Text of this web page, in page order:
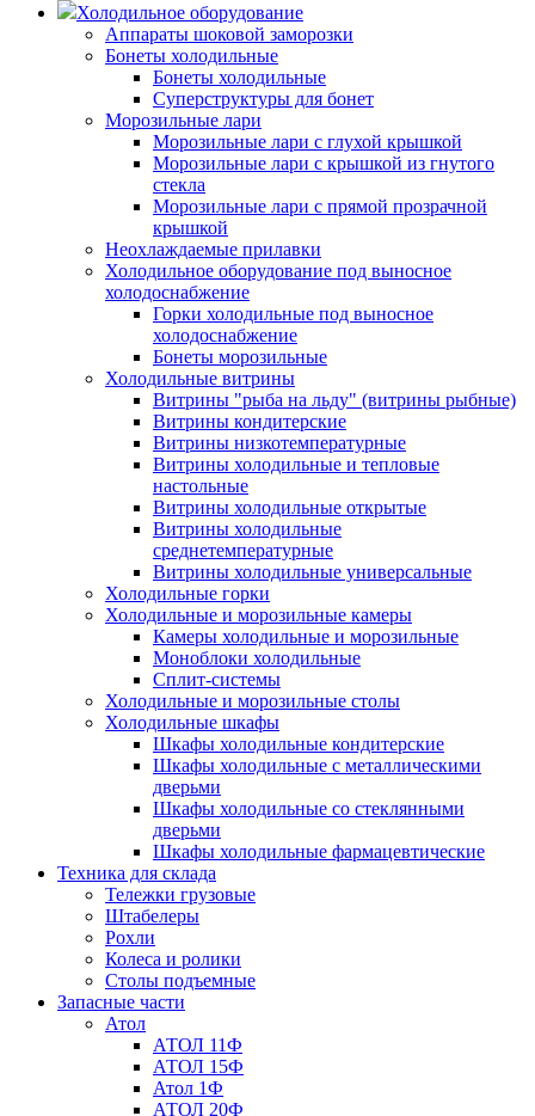
Холодильное оборудование
Аппараты шоковой заморозки
Бонеты холодильные
Бонеты холодильные
Суперструктуры для бонет
Морозильные лари
Морозильные лари с глухой крышкой
Морозильные лари с крышкой из гнутого
стекла
Морозильные лари с прямой прозрачной
крышкой
Неохлаждаемые прилавки
Холодильное оборудование под выносное
холодоснабжение
Горки холодильные под выносное
холодоснабжение
Бонеты морозильные
Холодильные витрины
Витрины "рыба на льду" (витрины рыбные)
Витрины кондитерские
Витрины низкотемпературные
Витрины холодильные и тепловые
настольные
Витрины холодильные открытые
Витрины холодильные
среднетемпературные
Витрины холодильные универсальные
Холодильные горки
Холодильные и морозильные камеры
Камеры холодильные и морозильные
Моноблоки холодильные
Сплит-системы
Холодильные и морозильные столы
Холодильные шкафы
Шкафы холодильные кондитерские
Шкафы холодильные с металлическими
дверьми
Шкафы холодильные со стеклянными
дверьми
Шкафы холодильные фармацевтические
Техника для склада
Тележки грузовые
Штабелеры
Рохли
Колеса и ролики
Столы подъемные
Запасные части
Атол
АТОЛ 11Ф
АТОЛ 15Ф
Атол 1Ф
АТОЛ 20Ф